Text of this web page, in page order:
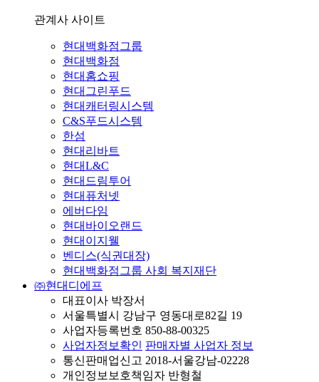
관계사 사이트
현대백화점그룹
현대백화점
현대홈쇼핑
현대그린푸드
현대캐터링시스템
C&S푸드시스템
한섬
현대리바트
현대L&C
현대드림투어
현대퓨처넷
에버다임
현대바이오랜드
현대이지웰
벤디스(식권대장)
현대백화점그룹 사회 복지재단
㈜현대디에프
대표이사 박장서
서울특별시 강남구 영동대로82길 19
사업자등록번호 850-88-00325
사업자정보확인 판매자별 사업자 정보
통신판매업신고 2018-서울강남-02228
개인정보보호책임자 반형철